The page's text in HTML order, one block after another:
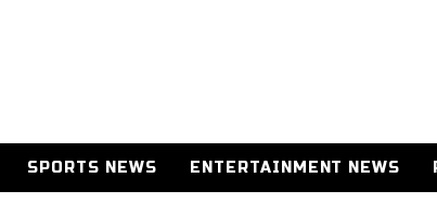
SPORTS NEWS ENTERTAINMENT NEWS